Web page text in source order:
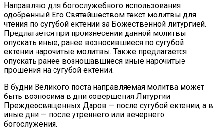
Направляю для богослужебного использования
одобренный Его Святейшеством текст молитвы для
чтения по сугубой ектении за Божественной литургией.
Предлагается при произнесении данной молитвы
опускать иные, ранее возносившиеся по сугубой
ектении нарочитые молитвы. Также предлагается
опускать ранее возношавшиеся иные нарочитые
прошения на сугубой ектении.
В будни Великого поста направляемая молитва может
быть возносима в дни совершения Литургии
Преждеосвященных Даров — после сугубой ектении, а в
иные дни — после утреннего или вечернего
богослужения.